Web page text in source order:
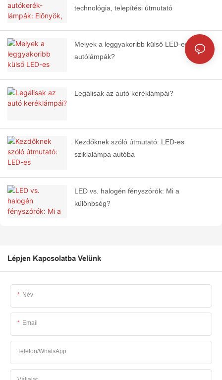
technológia, telepítési útmutató
Melyek a leggyakoribb külső LED-es
autólámpák?
Legálisak az autó keréklámpái?
Kezdőknek szóló útmutató: LED-es
sziklalámpa autóba
LED vs. halogén fényszórók: Mi a
különbség?
Lépjen Kapcsolatba Velünk
Név
Email
Telefon/WhatsApp